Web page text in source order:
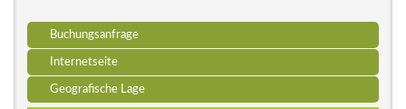
Buchungsanfrage
Internetseite
Geografische Lage